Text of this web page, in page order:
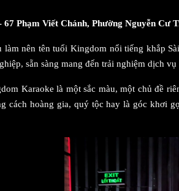
Phạm Viết Chánh, Phường Nguyễn Cư
nên tên tuổi Kingdom nổi tiếng khắp
sẵn sàng mang đến trải nghiệm dịch
Karaoke là một sắc màu, một chủ đề
cách hoàng gia, quý tộc hay là góc khơi